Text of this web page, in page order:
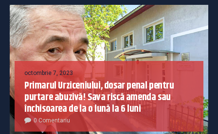
octombrie 7, 2023
Primarul Urziceniului, dosar penal pentru
purtare abuzivă! Sava riscă amenda sau
închisoarea de la o lună la 6 luni
0 Comentariu